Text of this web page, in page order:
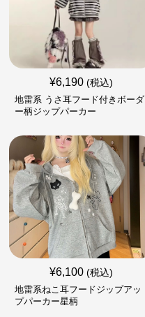
¥6,190 (税込)
地雷系 うさ耳フード付きボーダ
ー柄ジップパーカー
¥6,100 (税込)
地雷系ねこ耳フードジップアッ
プパーカー星柄